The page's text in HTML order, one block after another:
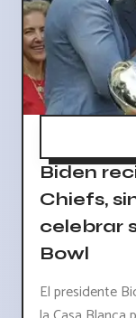
Biden
Chiefs,
celebrar
Bowl
El presidente